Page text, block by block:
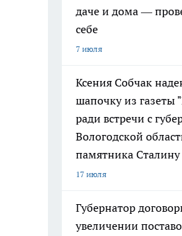
даче и дома —
себе
7 июля
Ксения Собчак
шапочку из газеты
ради встречи с
Вологодской
памятника Сталину
17 июля
Губернатор
увеличении